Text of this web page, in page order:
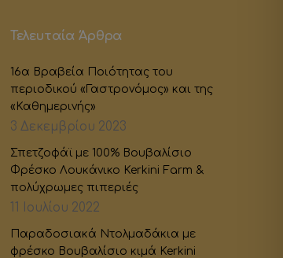
Τελευταία Άρθρα
16α Βραβεία Ποιότητας του
περιοδικού «Γαστρονόμος» και της
«Καθημερινής»
3 Δεκεμβρίου 2023
Σπετζοφάϊ με 100% Βουβαλίσιο
Φρέσκο Λουκάνικο Kerkini Farm &
πολύχρωμες πιπεριές
11 Ιουλίου 2022
Παραδοσιακά Ντολμαδάκια με
φρέσκο Βουβαλίσιο κιμά Kerkini